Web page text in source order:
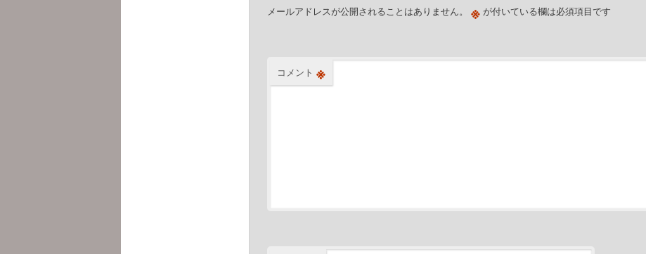
メールアドレスが公開されることはありません。 ※が付いている欄は必須項目です
コメント ※